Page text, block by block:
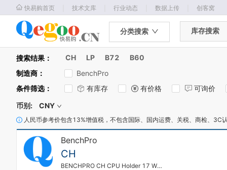
快易购首页 技术文库 行业动态 数据上传 创客窝
分类搜索 库存搜索
搜索结果： CH LP B72
B60
制造商 ：
BenchPro
条件筛选： 有库存 有价格
可询价
币别:
CNY
人民币参考价包含13%增值税，不包含国际、国内运费、关税、商检、3C
BenchPro
CH
BENCHPRO CH CPU Holder 17 W x 17 D x 17 Inch H Black